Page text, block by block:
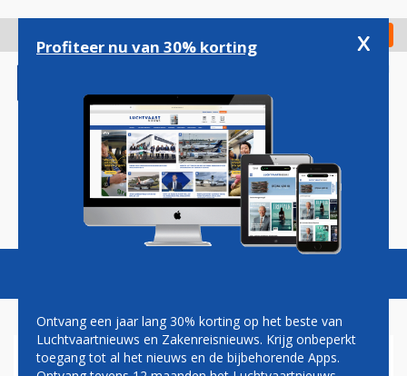
gaan
Check in
Magazine Podcasts Vacatures
Profiteer nu van 30% korting x
Ontvang een jaar lang 30% korting op het beste van
Luchtvaartnieuws en Zakenreisnieuws. Krijg onbeperkt
toegang tot al het nieuws en de bijbehorende Apps.